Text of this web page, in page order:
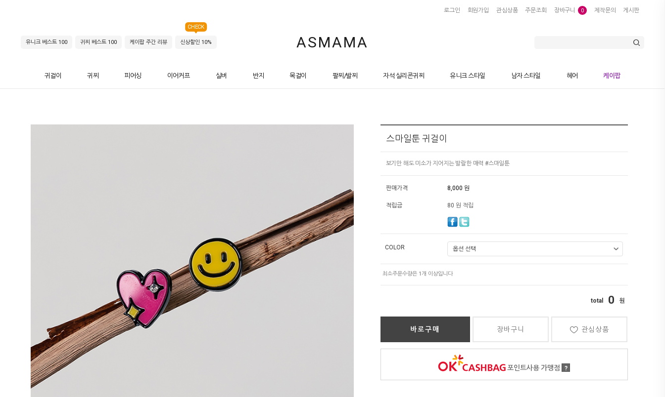
로그인 회원가입 관심상품 주문조회 장바구니 0 제작문의 게시판
ASMAMA
유니크 베스트 100 귀찌 베스트 100 케이팝 주간 리뷰 신상할인 10%
CHECK
귀걸이 귀찌 피어싱 이어커프 실버 반지 목걸이 팔찌/발찌 자석 실리콘귀찌 유니크 스타일 남자 스타일 헤어 케이팝
스마일툰 귀걸이
보기만 해도 미소가 지어지는 발랄한 매력 #스마일툰
판매가격 8,000 원
적립금 80 원 적립
COLOR
0
바로구매 장바구니 관심상품
포인트사용 가맹점 ?